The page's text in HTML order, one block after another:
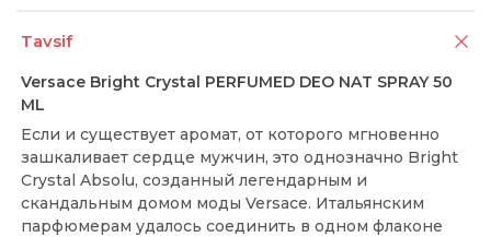
Tavsif
Versace Bright Crystal PERFUMED DEO NAT SPRAY 50
ML
Если и существует аромат, от которого мгновенно
зашкаливает сердце мужчин, это однозначно Bright
Crystal Absolu, созданный легендарным и
скандальным домом моды Versace. Итальянским
парфюмерам удалось соединить в одном флаконе